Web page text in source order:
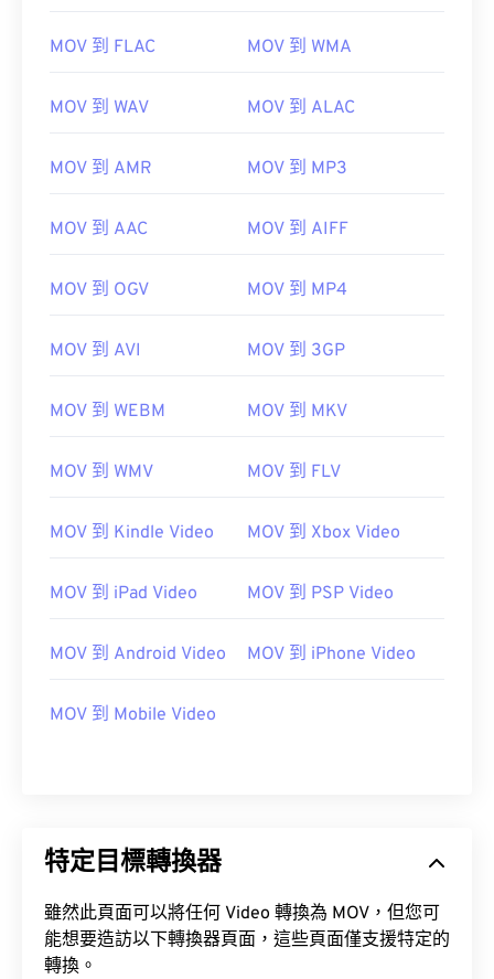
請注意，還有兩種檔案類型也使用 MOV 副檔名。它
種文件類型彼此無關，一種已過時，另一種與線上遊
實用連結：
https://developer.apple.com/library/archive/
MOV 到 FLAC MOV 到 WMA
MOV 到 WAV MOV 到 ALAC
MOV 到 AMR MOV 到 MP3
MOV 到 AAC MOV 到 AIFF
MOV 到 OGV MOV 到 MP4
MOV 到 AVI MOV 到 3GP
MOV 到 WEBM MOV 到 MKV
MOV 到 WMV MOV 到 FLV
MOV 到 Kindle Video MOV 到 Xbox Video
MOV 到 iPad Video MOV 到 PSP Video
MOV 到 Android Video MOV 到 iPhone Video
MOV 到 Mobile Video
特定目標轉換器
雖然此頁面可以將任何 Video 轉換為 MOV，但您可
能想要造訪以下轉換器頁面，這些頁面僅支援特定的
轉換。